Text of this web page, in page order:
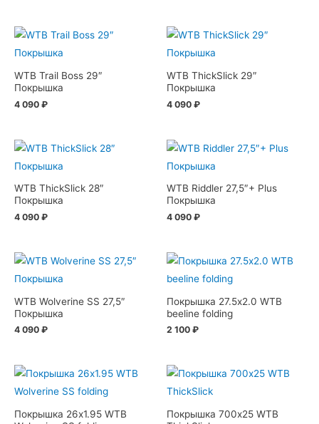
WTB Trail Boss 29″
Покрышка
4 090 ₽
WTB ThickSlick 29″
Покрышка
4 090 ₽
WTB ThickSlick 28″
Покрышка
4 090 ₽
WTB Riddler 27,5″+ Plus
Покрышка
4 090 ₽
WTB Wolverine SS 27,5″
Покрышка
4 090 ₽
Покрышка 27.5х2.0 WTB
beeline folding
2 100 ₽
Покрышка 26х1.95 WTB
Покрышка 700х25 WTB